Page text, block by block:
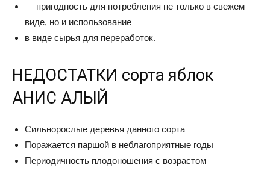
— пригодность для потребления не только в свежем
виде, но и использование
в виде сырья для переработок.
НЕДОСТАТКИ сорта яблок
АНИС АЛЫЙ
Сильнорослые деревья данного сорта
Поражается паршой в неблагоприятные годы
Периодичность плодоношения с возрастом